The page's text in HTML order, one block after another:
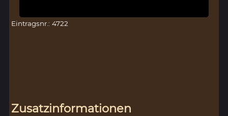
Eintragsnr.: 4722
Zusatzinformationen